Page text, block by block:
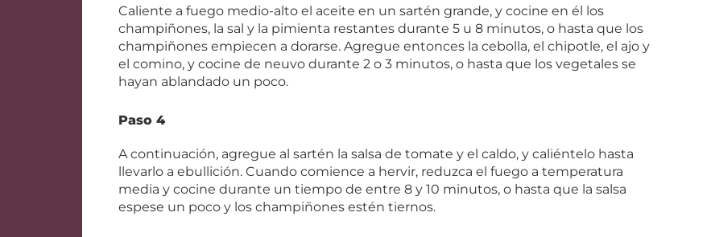
Caliente a fuego medio-alto el aceite en un sartén grande, y cocine en él los
champiñones, la sal y la pimienta restantes durante 5 u 8 minutos, o hasta que los
champiñones empiecen a dorarse. Agregue entonces la cebolla, el chipotle, el ajo y
el comino, y cocine de neuvo durante 2 o 3 minutos, o hasta que los vegetales se
hayan ablandado un poco.
Paso 4
A continuación, agregue al sartén la salsa de tomate y el caldo, y caliéntelo hasta
llevarlo a ebullición. Cuando comience a hervir, reduzca el fuego a temperatura
media y cocine durante un tiempo de entre 8 y 10 minutos, o hasta que la salsa
espese un poco y los champiñones estén tiernos.